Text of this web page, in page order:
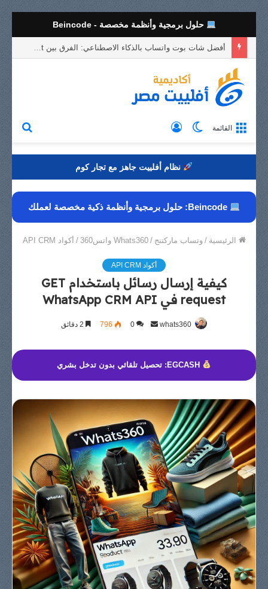
حلول برمجية وأنظمة مخصصة - Beincode
أفضل شات بوت واتساب بالذكاء الاصطناعي: الفرق بين AI Bot وBot Persona وكيف تختار المناسب لعملك
بحث
عن
القائمة
الوضع
نظام أفلييت جاهز مع تجار كوم
Beincode: حلول برمجية وأنظمة ذكية مخصصة لعملك
الرئيسية / وتساب ماركتنج / Whats360 واتس360 / أكواد API CRM
أكواد API CRM
كيفية إرسال رسائل باستخدام GET
request في WhatsApp CRM API
whats360
أرسل0
796